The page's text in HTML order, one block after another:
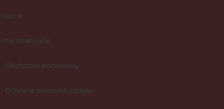
Akcie
Na stiahnutie
Obchodné podmienky
Ochrana osobných údajov